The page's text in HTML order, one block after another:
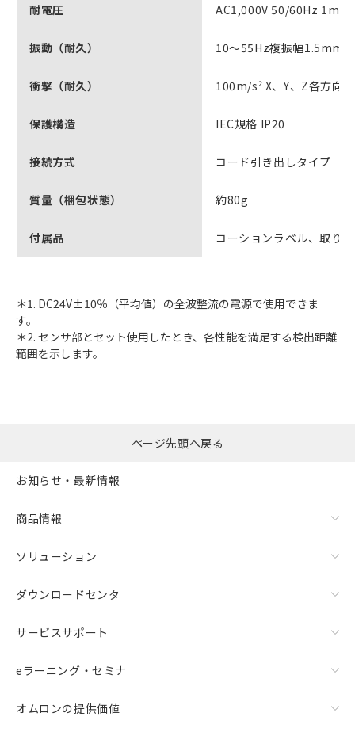
耐電圧 AC1,000V 50/60Hz 1min
振動（耐久） 10～55Hz複振幅1.5mm
衝撃（耐久） 100m/s2 X、Y、Z各方向
保護構造 IEC規格 IP20
接続方式 コード引き出しタイプ（
質量（梱包状態） 約80g
付属品 コーションラベル、取り
＊1. DC24V±10％（平均値）の全波整流の電源で使用できま
す。
＊2. センサ部とセット使用したとき、各性能を満足する検出距離
範囲を示します。
ページ先頭へ戻る
お知らせ・最新情報
商品情報
ソリューション
ダウンロードセンタ
サービスサポート
eラーニング・セミナ
オムロンの提供価値